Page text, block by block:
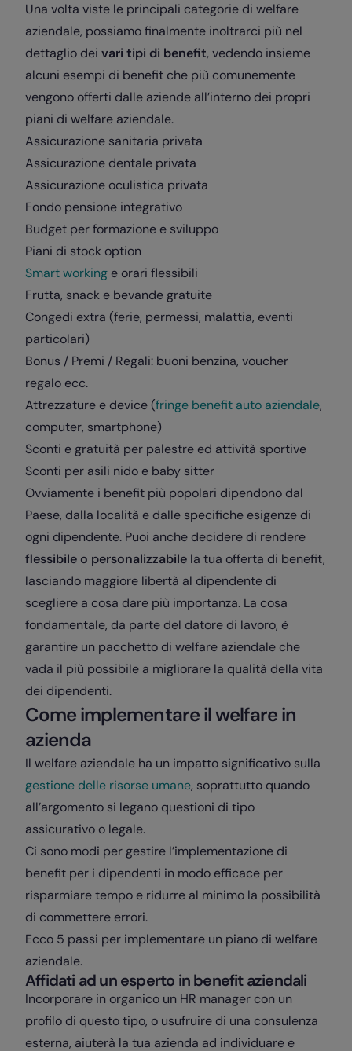
Una volta viste le principali categorie di welfare
aziendale, possiamo finalmente inoltrarci più nel
dettaglio dei vari tipi di benefit, vedendo insieme
alcuni esempi di benefit che più comunemente
vengono offerti dalle aziende all’interno dei propri
piani di welfare aziendale.
Assicurazione sanitaria privata
Assicurazione dentale privata
Assicurazione oculistica privata
Fondo pensione integrativo
Budget per formazione e sviluppo
Piani di stock option
Smart working e orari flessibili
Frutta, snack e bevande gratuite
Congedi extra (ferie, permessi, malattia, eventi
particolari)
Bonus / Premi / Regali: buoni benzina, voucher
regalo ecc.
Attrezzature e device (fringe benefit auto aziendale,
computer, smartphone)
Sconti e gratuità per palestre ed attività sportive
Sconti per asili nido e baby sitter
Ovviamente i benefit più popolari dipendono dal
Paese, dalla località e dalle specifiche esigenze di
ogni dipendente. Puoi anche decidere di rendere
flessibile o personalizzabile la tua offerta di benefit,
lasciando maggiore libertà al dipendente di
scegliere a cosa dare più importanza. La cosa
fondamentale, da parte del datore di lavoro, è
garantire un pacchetto di welfare aziendale che
vada il più possibile a migliorare la qualità della vita
dei dipendenti.
Come implementare il welfare in
azienda
Il welfare aziendale ha un impatto significativo sulla
gestione delle risorse umane, soprattutto quando
all’argomento si legano questioni di tipo
assicurativo o legale.
Ci sono modi per gestire l’implementazione di
benefit per i dipendenti in modo efficace per
risparmiare tempo e ridurre al minimo la possibilità
di commettere errori.
Ecco 5 passi per implementare un piano di welfare
aziendale.
Affidati ad un esperto in benefit aziendali
Incorporare in organico un HR manager con un
profilo di questo tipo, o usufruire di una consulenza
esterna, aiuterà la tua azienda ad individuare e